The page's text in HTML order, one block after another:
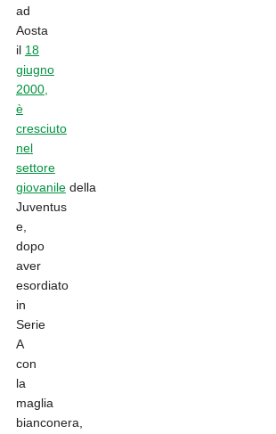
ad
Aosta
il 18
giugno
2000,
è
cresciuto
nel
settore
giovanile della
Juventus
e,
dopo
aver
esordiato
in
Serie
A
con
la
maglia
bianconera,